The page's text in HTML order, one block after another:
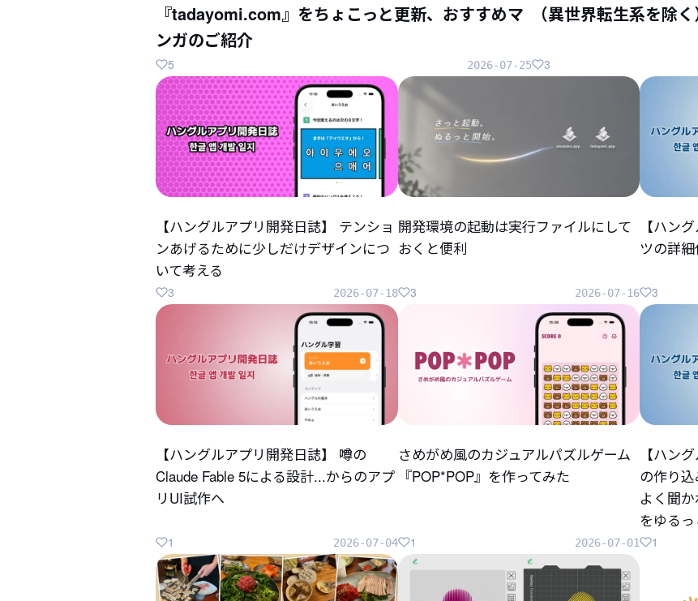
『tadayomi.com』をちょこっと更新、おすすめマ
ンガのご紹介
2026-07-25
5
（異世界転生系を除く
3
【ハングルアプリ開発日誌】 テンショ
ンあげるために少しだけデザインにつ
いて考える
2026-07-18
3
開発環境の起動は実行ファイルにして
おくと便利
2026-07-16
3
【ハン
ツの詳
3
【ハングルアプリ開発日誌】 噂の
Claude Fable 5による設計...からのアプ
リUI試作へ
2026-07-04
1
さめがめ風のカジュアルパズルゲーム
『POP*POP』を作ってみた
2026-07-01
1
【ハン
の作り
よく聞
をゆる
1